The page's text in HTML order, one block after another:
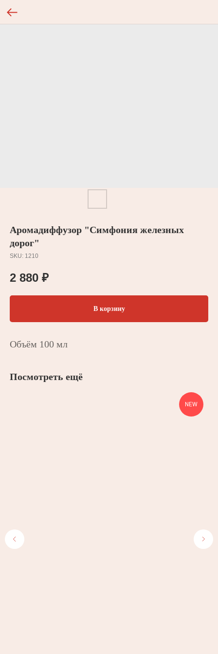
Аромадиффузор "Симфония железных
дорог"
SKU: 1210
2 880 ₽
В корзину
Объём 100 мл
Посмотреть ещё
NEW